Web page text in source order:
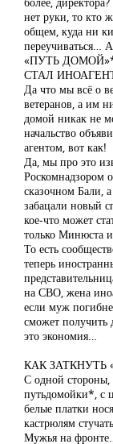
нет руки, то кто
общем, куда ни
переучиваться…
«ПУТЬ
СТАЛ
Да что мы всё о
ветеранов, а им
домой никак не
начальство
агентом, вот как!
Да, мы про это
Роскомнадзором
сказочном Бали,
забацали новый
кое-что может
только Минюста
То есть
теперь
на СВО, жена
если муж
сможет получить
это экономия…
КАК ЗАТКНУТЬ
С одной
путьдомойки*, с
белые платки
кастрюлям
Мужья на